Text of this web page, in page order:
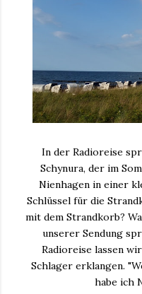
In der Radioreise
Schynura, der im
Nienhagen in einer
Schlüssel für die
mit dem Strandkorb?
unserer Sendung
Radioreise lassen
Schlager erklangen.
habe ich